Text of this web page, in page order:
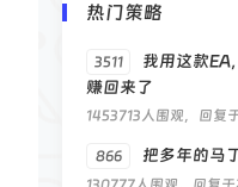
热门策略
3511
我用这款EA
赚回来了
1453713人围观，回
866 把多年的马